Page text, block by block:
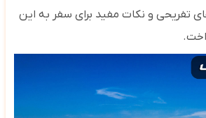
تفریحی و نکات مفید برای سفر به این